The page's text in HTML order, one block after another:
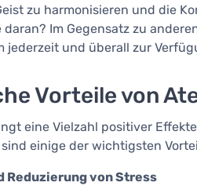
zu harmonisieren und die
Im Gegensatz zu
jederzeit und überall zur
Vorteile von
eine Vielzahl positiver
einige der wichtigsten
Reduzierung von Stress